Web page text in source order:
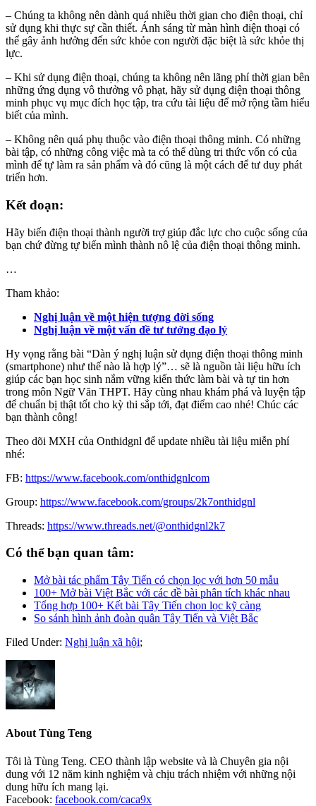
– Chúng ta không nên dành quá nhiều thời gian cho điện thoại, chỉ
sử dụng khi thực sự cần thiết. Ánh sáng từ màn hình điện thoại có
thể gây ảnh hưởng đến sức khỏe con người đặc biệt là sức khỏe thị
lực.
– Khi sử dụng điện thoại, chúng ta không nên lãng phí thời gian bên
những ứng dụng vô thưởng vô phạt, hãy sử dụng điện thoại thông
minh phục vụ mục đích học tập, tra cứu tài liệu để mở rộng tầm hiểu
biết của mình.
– Không nên quá phụ thuộc vào điện thoại thông minh. Có những
bài tập, có những công việc mà ta có thể dùng tri thức vốn có của
mình để tự làm ra sản phẩm và đó cũng là một cách để tư duy phát
triển hơn.
Kết đoạn:
Hãy biến điện thoại thành người trợ giúp đắc lực cho cuộc sống của
bạn chứ đừng tự biến mình thành nô lệ của điện thoại thông minh.
…
Tham khảo:
Nghị luận về một hiện tượng đời sống
Nghị luận về một vấn đề tư tưởng đạo lý
Hy vọng rằng bài “Dàn ý nghị luận sử dụng điện thoại thông minh
(smartphone) như thế nào là hợp lý”… sẽ là nguồn tài liệu hữu ích
giúp các bạn học sinh nắm vững kiến thức làm bài và tự tin hơn
trong môn Ngữ Văn THPT. Hãy cùng nhau khám phá và luyện tập
để chuẩn bị thật tốt cho kỳ thi sắp tới, đạt điểm cao nhé! Chúc các
bạn thành công!
Theo dõi MXH của Onthidgnl để update nhiều tài liệu miễn phí
nhé:
FB: https://www.facebook.com/onthidgnlcom
Group: https://www.facebook.com/groups/2k7onthidgnl
Threads: https://www.threads.net/@onthidgnl2k7
Có thể bạn quan tâm:
Mở bài tác phẩm Tây Tiến có chọn lọc với hơn 50 mẫu
100+ Mở bài Việt Bắc với các đề bài phân tích khác nhau
Tổng hợp 100+ Kết bài Tây Tiến chọn lọc kỹ càng
So sánh hình ảnh đoàn quân Tây Tiến và Việt Bắc
Filed Under: Nghị luận xã hội;
About Tùng Teng
Tôi là Tùng Teng. CEO thành lập website và là Chuyên gia nội
dung với 12 năm kinh nghiệm và chịu trách nhiệm với những nội
dung hữu ích mang lại.
Facebook: facebook.com/caca9x